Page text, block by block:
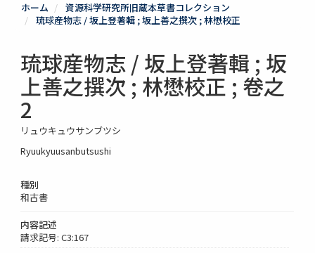
ホーム
資源科学研究所旧蔵本草書コレクション
琉球産物志 / 坂上登著輯 ; 坂上善之撰次 ; 林懋校正
琉球産物志 / 坂上登著輯 ; 坂
上善之撰次 ; 林懋校正 ; 卷之
2
リュウキュウサンブツシ
Ryuukyuusanbutsushi
種別
和古書
内容記述
請求記号: C3:167